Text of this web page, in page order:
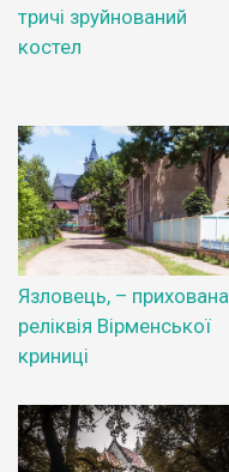
тричі зруйнований
костел
Язловець, – прихована
реліквія Вірменської
криниці